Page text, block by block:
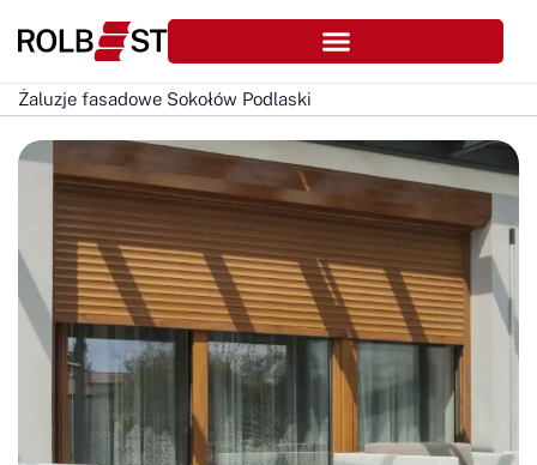
Żaluzje fasadowe Sokołów Podlaski